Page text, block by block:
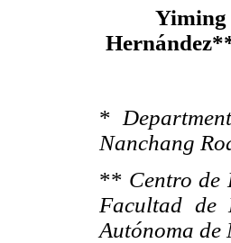
Yiming
*
Nanchang
** Centro de
Facultad de
Autónoma de